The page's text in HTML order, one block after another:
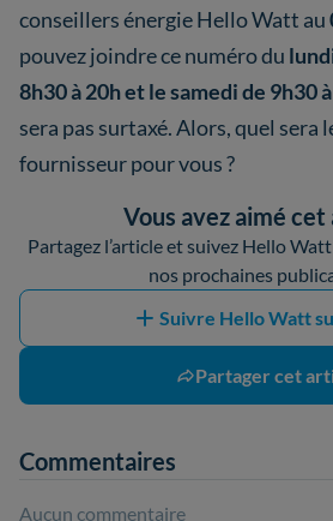
conseillers énergie Hello Watt au
pouvez joindre ce numéro du
8h30 à 20h et le samedi de 9h30
sera pas surtaxé. Alors, quel sera
fournisseur pour vous ?
Vous avez aimé cet
Partagez l’article et suivez Hello
nos prochaines
Suivre Hello Watt
Partager cet
Commentaires
Aucun commentaire